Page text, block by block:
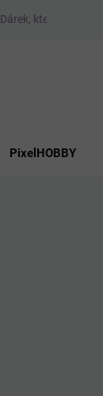
Dárek, který má smysl
PixelHOBBY